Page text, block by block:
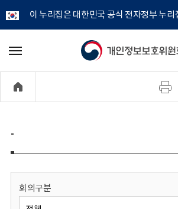
이 누리집은 대한민국 공식 전자정부 누리
개
정
보
메
기
-
회의구분